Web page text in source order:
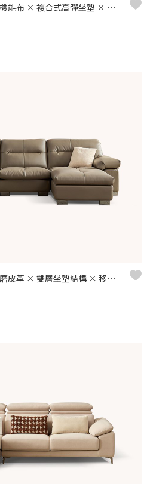
奧菲L型布沙發｜細柔亞麻機能布 × 複合式高彈坐墊 × 十年骨架保固 – 擇木深耕系列
哈德森L型皮沙發｜抗污耐磨皮革 × 雙層坐墊結構 × 移動腳椅 – 擇木深耕